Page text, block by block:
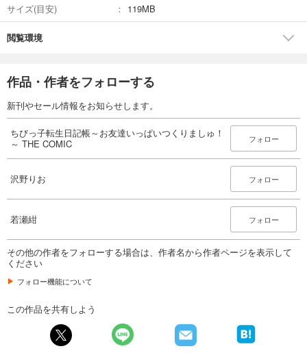
サイズ(目安)
119MB
閲覧環境
作品・作者をフォローする
新刊やセール情報をお知らせします。
ちびっ子転生日記帳～お友達いっぱいつくりましゅ！
～ THE COMIC
フォロー
沢野りお フォロー
若瀬紺 フォロー
その他の作者をフォローする場合は、作者名から作者ページを表示して
ください
フォロー機能について
この作品を共有しよう